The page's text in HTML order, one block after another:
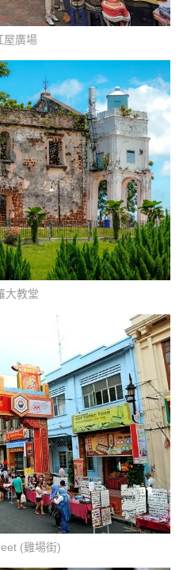
屋廣場
大教堂
(雞場街)